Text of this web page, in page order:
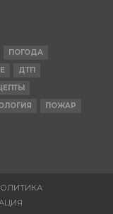
ПОГОДА
ДТП
ПОЖАР